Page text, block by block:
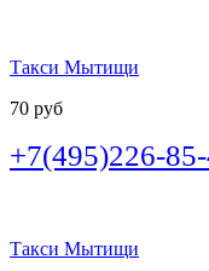
Такси Мытищи
70 руб
+7(495)226-
Такси Мытищи